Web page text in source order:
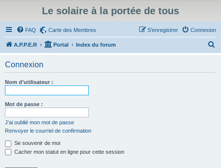
Le solaire à la portée de tous
FAQ Carte des Membres Connexion
S’enregistrer
A.P.P.E.R Portal Index du forum
Connexion
Nom d’utilisateur :
Mot de passe :
J’ai oublié mon mot de passe
Renvoyer le courriel de confirmation
Se souvenir de moi
Cacher mon statut en ligne pour cette session